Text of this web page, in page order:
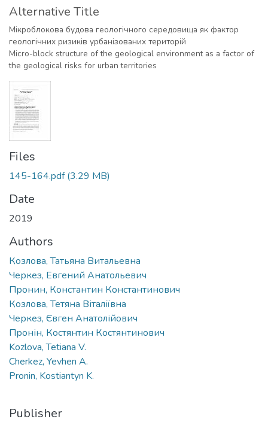
Alternative Title
Мікроблокова будова геологічного середовища як фактор
геологічних ризиків урбанізованих територій
Micro-block structure of the geological environment as a factor of
the geological risks for urban territories
Files
145-164.pdf(3.29 MB)
Date
2019
Authors
Козлова, Татьяна Витальевна
Черкез, Евгений Анатольевич
Пронин, Константин Константинович
Козлова, Тетяна Віталіївна
Черкез, Євген Анатолійович
Пронін, Костянтин Костянтинович
Kozlova, Tetiana V.
Cherkez, Yevhen A.
Pronin, Kostiantyn K.
Publisher